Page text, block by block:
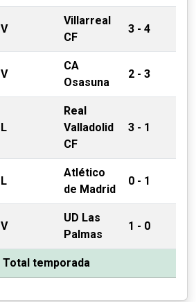
V
Villarreal
CF
3 - 4
V
CA
Osasuna
2 - 3
L
Real
Valladolid
CF
3 - 1
L
Atlético
de Madrid
0 - 1
V
UD Las
Palmas
1 - 0
Total temporada